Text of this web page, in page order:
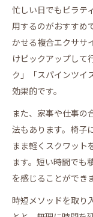
忙しい日でもピラテ
用するのがおすすめ
かせる複合エクササ
けピックアップして
ク」「スパインツイ
効果的です。
また、家事や仕事の
法もあります。椅子
まま軽くスクワット
ます。短い時間でも
を感じることができ
時短メソッドを取り